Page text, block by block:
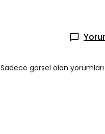
Sadece görsel olan